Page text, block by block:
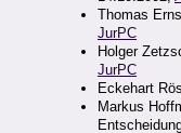
Thomas
JurPC
Holger
JurPC
Eckehart
Markus